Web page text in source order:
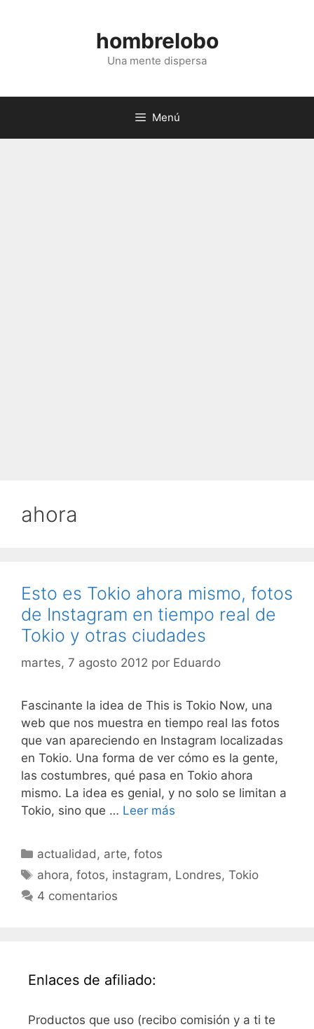
hombrelobo
Una mente dispersa
Menú
ahora
Esto es Tokio ahora mismo, fotos
de Instagram en tiempo real de
Tokio y otras ciudades
martes, 7 agosto 2012 por Eduardo
Fascinante la idea de This is Tokio Now, una
web que nos muestra en tiempo real las fotos
que van apareciendo en Instagram localizadas
en Tokio. Una forma de ver cómo es la gente,
las costumbres, qué pasa en Tokio ahora
mismo. La idea es genial, y no solo se limitan a
Tokio, sino que … Leer más
Categorías
actualidad , arte,fotos
Etiquetas
ahora,fotos, instagram, Londres,Tokio
4 comentarios
Enlaces de afiliado:
Productos que uso (recibo comisión y a ti te